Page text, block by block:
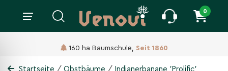
0
160 ha Baumschule, Seit 1860
Startseite / Obstbäume / Indianerbanane 'Prolific'